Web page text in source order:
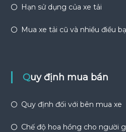
Hạn sử dụng của xe tải
Mua xe tải cũ và nhiều điều
Quy định mua bán
Quy định đối với bên mua xe
Chế độ hoa hồng cho người